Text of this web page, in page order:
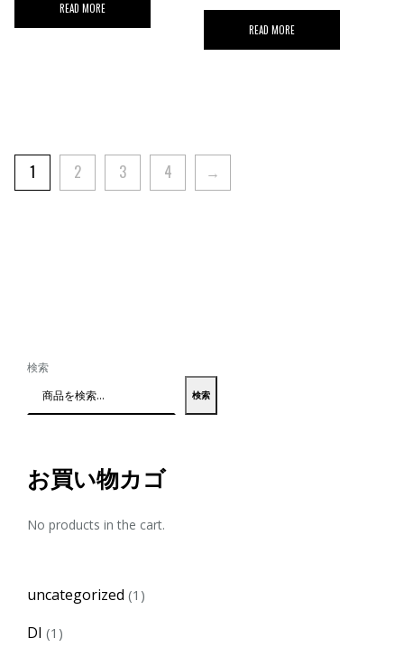
READ MORE
READ MORE
1 2 3 4 →
検索
検索
お買い物カゴ
No products in the cart.
uncategorized 1 1
DI 1 1